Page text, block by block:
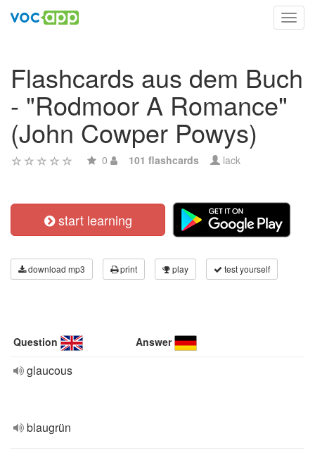
Flashcards aus dem Buch
- "Rodmoor A Romance"
(John Cowper Powys)
0 101 flashcards lack
start learning
download mp3 print play test yourself
Question Answer
glaucous
blaugrün